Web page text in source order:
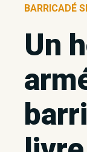
BARRICADÉ
Un